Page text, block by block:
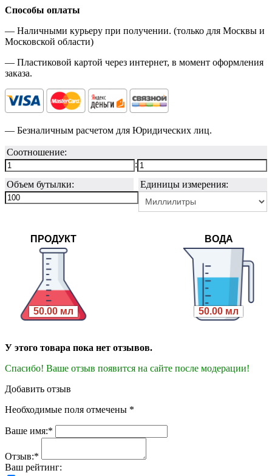
Способы оплаты
— Наличными курьеру при получении. (только для Москвы и
Московской области)
— Пластиковой картой через интернет, в момент оформления
заказа.
— Безналичным расчетом для Юридических лиц.
Соотношение:
:
Объем бутылки:
Единицы измерения:
ПРОДУКТ
50.00 мл
ВОДА
50.00 мл
У этого товара пока нет отзывов.
Спасибо! Ваше отзыв появится на сайте после модерации!
Добавить отзыв
Необходимые поля отмечены *
Ваше имя:*
Отзыв:*
Ваш рейтинг: